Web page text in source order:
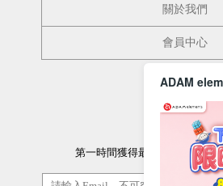
關於我們
會員中心
訂閱電子報
第一時間獲得最新的優惠資訊
ADAM